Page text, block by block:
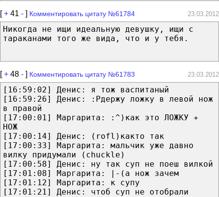
[+ 41 - ] Комментировать цитату №61784 23.03.2012
Никогда не ищи идеальную девушку, ищи с
тараканами того же вида, что и у тебя.
[+ 48 - ] Комментировать цитату №61783 23.03.2012
[16:59:02] Денис: я тож васпитаный
[16:59:26] Денис: :Pдержу ложку в левой нож
в правой
[17:00:01] Маргарита: :^)как это ЛОЖКУ +
НОЖ
[17:00:14] Денис: (rofl)както так
[17:00:33] Маргарита: мальчик уже давно
вилку придумали (chuckle)
[17:00:58] Денис: ну так суп не поеш вилкой
[17:01:08] Маргарита: |-(а нож зачем
[17:01:12] Маргарита: к супу
[17:01:21] Денис: чтоб суп не отобрали